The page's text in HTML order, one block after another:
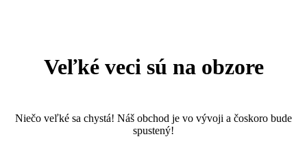
Veľké veci sú na obzore
Niečo veľké sa chystá! Náš obchod je vo vývoji a čoskoro bude
spustený!